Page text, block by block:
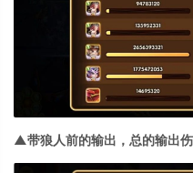
▲带狼人前的输出，总的输出